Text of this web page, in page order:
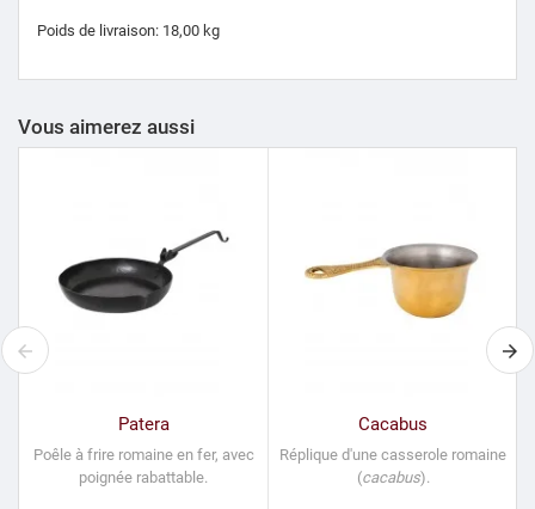
Poids de livraison: 18,00 kg
Vous aimerez aussi
Patera
Poêle à frire romaine en fer, avec
poignée rabattable.
Cacabus
Réplique d'une casserole romaine
(cacabus).